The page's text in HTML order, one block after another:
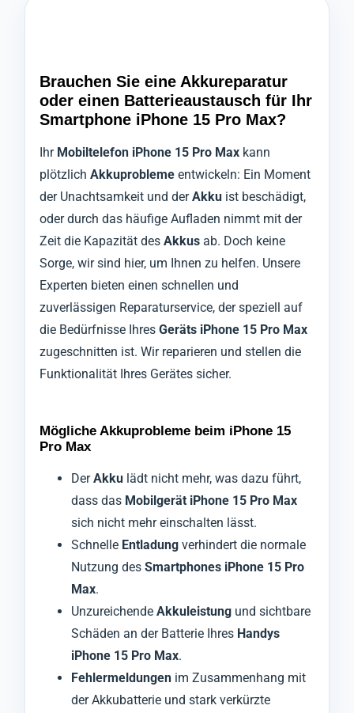
Brauchen Sie eine Akkureparatur
oder einen Batterieaustausch für Ihr
Smartphone iPhone 15 Pro Max?
Ihr Mobiltelefon iPhone 15 Pro Max kann
plötzlich Akkuprobleme entwickeln: Ein Moment
der Unachtsamkeit und derAkku ist beschädigt,
oder durch das häufige Aufladen nimmt mit der
Zeit die Kapazität des Akkus ab. Doch keine
Sorge, wir sind hier, um Ihnen zu helfen. Unsere
Experten bieten einen schnellen und
zuverlässigen Reparaturservice, der speziell auf
die Bedürfnisse Ihres Geräts iPhone 15 Pro Max
zugeschnitten ist. Wir reparieren und stellen die
Funktionalität Ihres Gerätes sicher.
Mögliche Akkuprobleme beim iPhone 15
Pro Max
DerAkku lädt nicht mehr, was dazu führt,
dass das Mobilgerät iPhone 15 Pro Max
sich nicht mehr einschalten lässt.
Schnelle Entladung verhindert die normale
Nutzung des Smartphones iPhone 15 Pro
Max.
Unzureichende Akkuleistung und sichtbare
Schäden an der Batterie Ihres Handys
iPhone 15 Pro Max.
Fehlermeldungen im Zusammenhang mit
der Akkubatterie und stark verkürzte